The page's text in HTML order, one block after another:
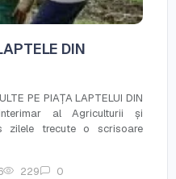
DIN
PE PIAȚA LAPTELUI DIN
al Agriculturii și
zilele trecute o scrisoare
229 0